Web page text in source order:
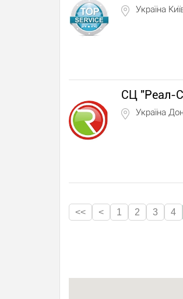
Україна
СЦ "Реал-
Україна
<< < 1 2 3 4